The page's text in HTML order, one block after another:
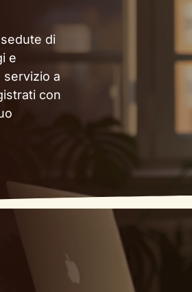
di
e
a
con